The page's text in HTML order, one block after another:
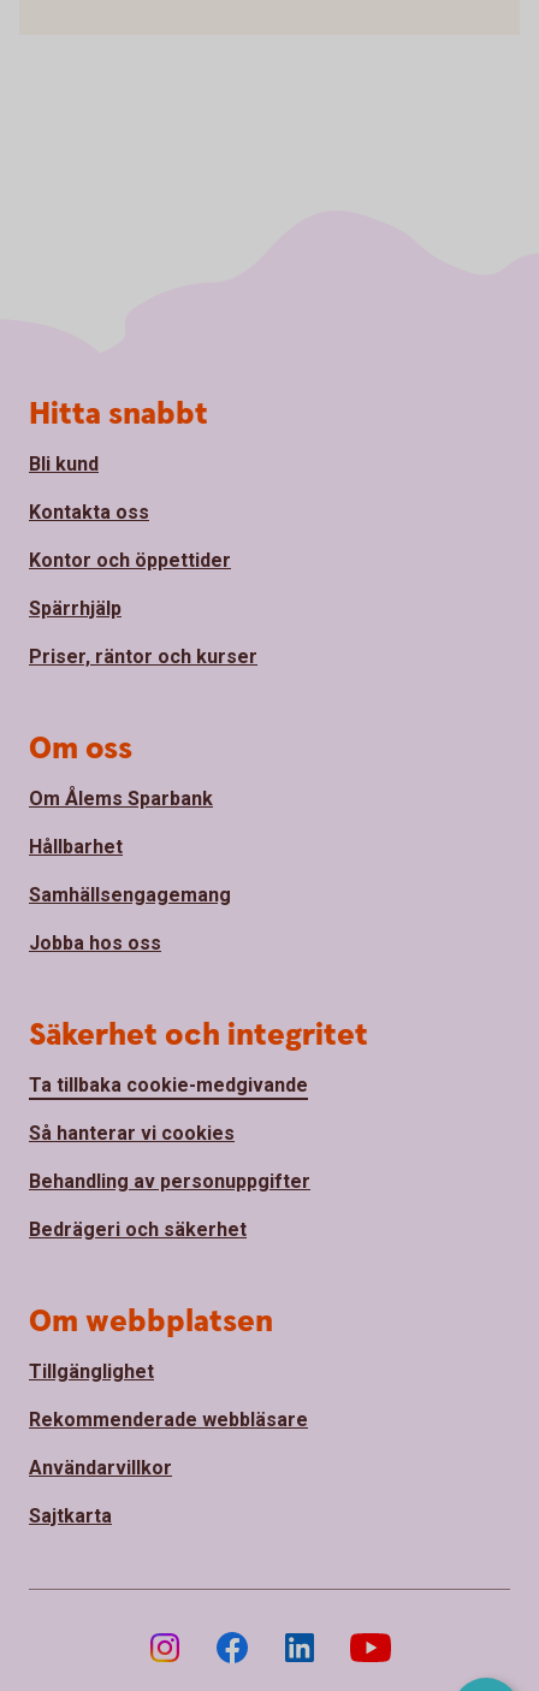
Sidfot
Hitta snabbt
Bli kund
Kontakta oss
Kontor och öppettider
Spärrhjälp
Priser, räntor och kurser
Om oss
Om Ålems Sparbank
Hållbarhet
Samhällsengagemang
Jobba hos oss
Säkerhet och integritet
Ta tillbaka cookie-medgivande
Så hanterar vi cookies
Behandling av personuppgifter
Bedrägeri och säkerhet
Om webbplatsen
Tillgänglighet
Rekommenderade webbläsare
Användarvillkor
Sajtkarta